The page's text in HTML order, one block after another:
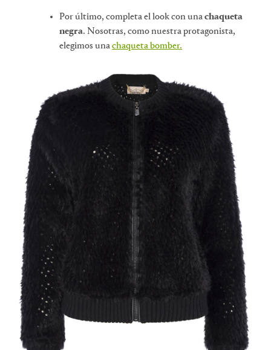
Por último, completa el look con unachaqueta
negra. Nosotras, como nuestra protagonista,
elegimos unachaqueta bomber.